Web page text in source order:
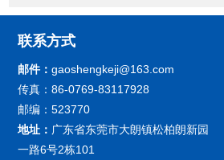
联系方式
邮件：gaoshengkeji@163.com
传真：86-0769-83117928
邮编：523770
地址： 广东省东莞市大朗镇松柏朗新园
一路6号2栋101